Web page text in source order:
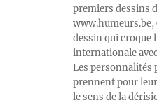
premiers dessins
dessin qui croque
internationale
Les personnalités
prennent pour
le sens de la